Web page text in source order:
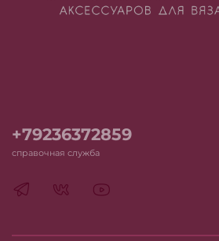
+79236372859
справочная служба